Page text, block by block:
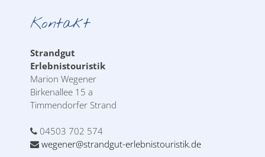
Kontakt
Strandgut
Erlebnistouristik
Marion Wegener
Birkenallee 15 a
Timmendorfer Strand
04503 702 574
wegener@strandgut-erlebnistouristik.de